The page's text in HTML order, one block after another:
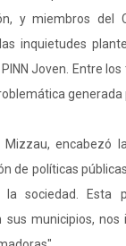
y miembros del
inquietudes
Joven. Entre
generada
encabezó
de políticas
sociedad. Esta
municipios,